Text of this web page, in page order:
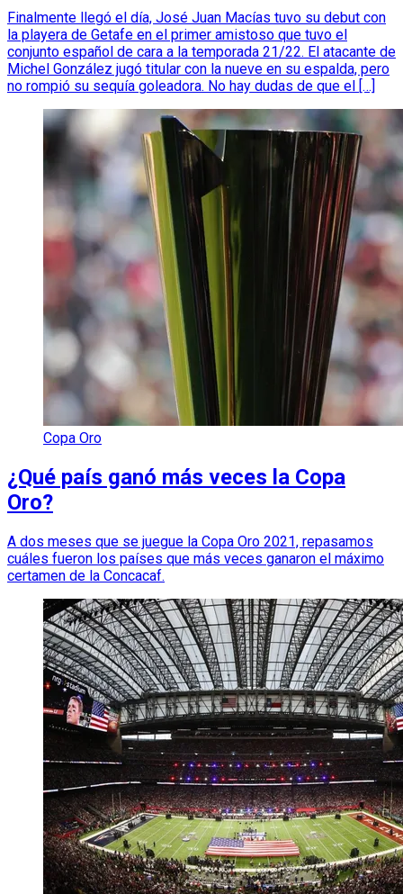
Finalmente llegó el día, José Juan Macías tuvo su debut con
la playera de Getafe en el primer amistoso que tuvo el
conjunto español de cara a la temporada 21/22. El atacante de
Michel González jugó titular con la nueve en su espalda, pero
no rompió su sequía goleadora. No hay dudas de que el […]
Copa Oro
¿Qué país ganó más veces la Copa
Oro?
A dos meses que se juegue la Copa Oro 2021, repasamos
cuáles fueron los países que más veces ganaron el máximo
certamen de la Concacaf.